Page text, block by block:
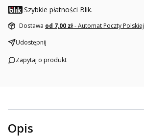
Szybkie płatności Blik.
Dostawa od 7,00 zł- Automat Poczty Polskiej
Udostępnij
Zapytaj o produkt
Opis